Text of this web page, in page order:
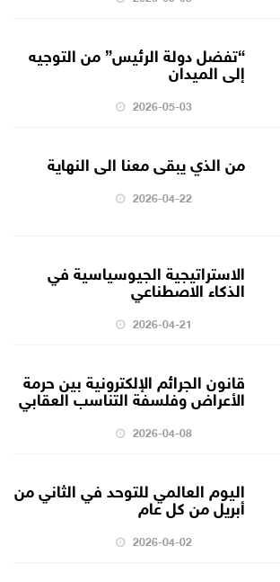
“تفضل دولة الرئيس” من التوجيه
إلى الميدان
2026-05-03
من الذي يبقى معنا الى النهاية
2026-04-22
الاستراتيجية الجيوسياسية في
الذكاء الاصطناعي
2026-04-21
قانون الجرائم الإلكترونية بين حرمة
الأعراض وفلسفة التناسب العقابي
2026-04-08
اليوم العالمي للتوحد في الثاني من
أبريل من كل عام
2026-04-02